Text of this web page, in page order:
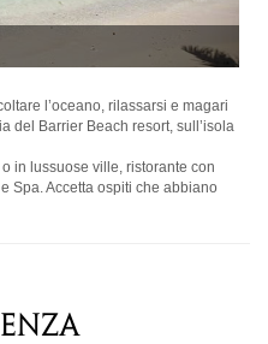
l’oceano, rilassarsi e magari
del Barrier Beach resort, sull’isola
in lussuose ville, ristorante con
Spa. Accetta ospiti che abbiano